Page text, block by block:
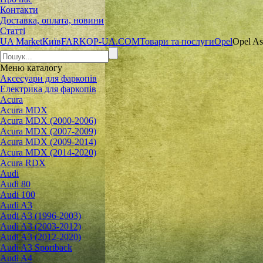
Контакти
Доставка, оплата, новини
Статті
UA MarketКиївFARKOP-UA.COMТовари та послугиOpelOpel
Менюкаталогу
Аксесуари для фаркопів
Електрика для фаркопів
Acura
Acura MDX
Acura MDX (2000-2006)
Acura MDX (2007-2009)
Acura MDX (2009-2014)
Acura MDX (2014-2020)
Acura RDX
Audi
Audi 80
Audi 100
Audi A3
Audi A3 (1996-2003)
Audi A3 (2003-2012)
Audi A3 (2012-2020)
Audi A3 Sportback
Audi A4